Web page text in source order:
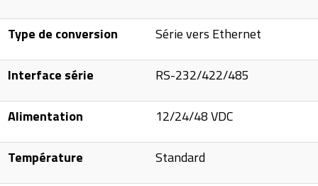
Type de conversion Série vers Ethernet
Interface série RS-232/422/485
Alimentation 12/24/48 VDC
Température Standard